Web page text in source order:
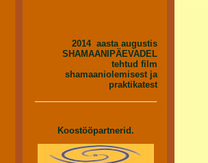
2014 aasta augustis
SHAMAANIPÄEVADEL
tehtud film
shamaaniolemisest ja
praktikatest
Koostööpartnerid.